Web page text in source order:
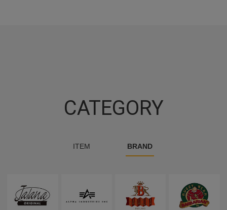
CATEGORY
ITEM BRAND